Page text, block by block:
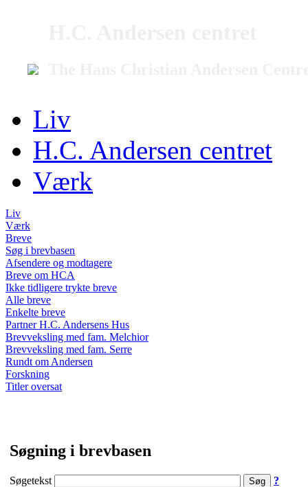
Liv
H.C. Andersen centret
Værk
Liv
Værk
Breve
Søg i brevbasen
Afsendere og modtagere
Breve om HCA
Ikke tidligere trykte breve
Alle breve
Enkelte breve
Partner H.C. Andersens Hus
Brevveksling med fam. Melchior
Brevveksling med fam. Serre
Rundt om Andersen
Forskning
Titler oversat
Søgning i brevbasen
Søgetekst ?